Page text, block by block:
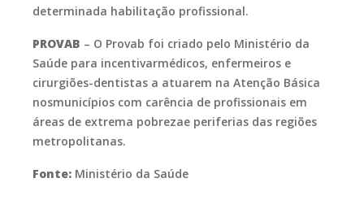
determinada habilitação profissional.
PROVAB – O Provab foi criado pelo Ministério da
Saúde para incentivarmédicos, enfermeiros e
cirurgiões-dentistas a atuarem na Atenção Básica
nosmunicípios com carência de profissionais em
áreas de extrema pobrezae periferias das regiões
metropolitanas.
Fonte: Ministério da Saúde